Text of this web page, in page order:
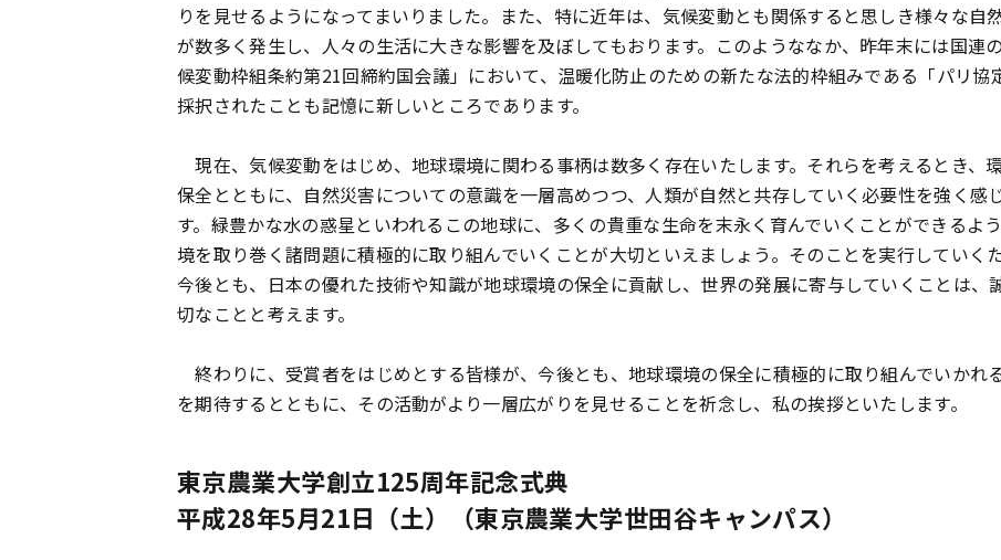
りを見せるようになってまいりました。また、特に近年は、気候変動とも関係すると思しき様々な自
が数多く発生し、人々の生活に大きな影響を及ぼしてもおります。このようななか、昨年末には国連
候変動枠組条約第21回締約国会議」において、温暖化防止のための新たな法的枠組みである「パリ協
採択されたことも記憶に新しいところであります。
現在、気候変動をはじめ、地球環境に関わる事柄は数多く存在いたします。それらを考えるとき、
保全とともに、自然災害についての意識を一層高めつつ、人類が自然と共存していく必要性を強く感
す。緑豊かな水の惑星といわれるこの地球に、多くの貴重な生命を末永く育んでいくことができるよ
境を取り巻く諸問題に積極的に取り組んでいくことが大切といえましょう。そのことを実行していくた
今後とも、日本の優れた技術や知識が地球環境の保全に貢献し、世界の発展に寄与していくことは、
切なことと考えます。
終わりに、受賞者をはじめとする皆様が、今後とも、地球環境の保全に積極的に取り組んでいかれ
を期待するとともに、その活動がより一層広がりを見せることを祈念し、私の挨拶といたします。
東京農業大学創立125周年記念式典
平成28年5月21日（土）（東京農業大学世田谷キャンパス）